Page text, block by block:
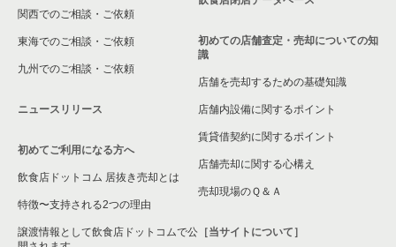
さいたま市見沼区の飲食店の居抜き売却物件の案件一覧
春日部市の飲食店の居抜き売却物件の案件一覧
さいたま市岩槻区の飲食店の居抜き売却物件の案件一覧
狭山市の飲食店の居抜き売却物件の案件一覧
さいたま市中央区の飲食店の居抜き売却物件の案件一覧
さいたま市桜区の飲食店の居抜き売却物件の案件一覧
関西でのご相談・ご依頼
東海でのご相談・ご依頼
九州でのご相談・ご依頼
ニュースリリース
初めてご利用になる方へ
飲食店ドットコム 居抜き売却とは
特徴〜支持される2つの理由
譲渡情報として飲食店ドットコムで公
初めての店舗査定・売却についての知
識
店舗を売却するための基礎知識
店舗内設備に関するポイント
賃貸借契約に関するポイント
店舗売却に関する心構え
売却現場のＱ＆Ａ
［当サイトについて］